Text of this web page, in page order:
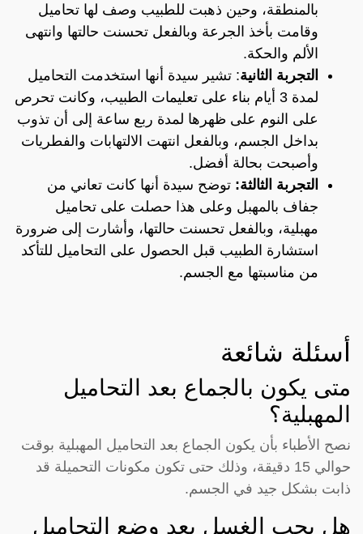
بالمنطقة، وحين ذهبت للطبيب وصف لها تحاميل
وقامت بأخذ الجرعة وبالفعل تحسنت حالتها وانتهى
الألم والحكة.
التجربة الثانية: تشير سيدة أنها استخدمت التحاميل
لمدة 3 أيام بناء على تعليمات الطبيب، وكانت تحرص
على النوم على ظهرها لمدة ربع ساعة إلى أن تذوب
بداخل الجسم، وبالفعل انتهت الالتهابات والفطريات
وأصبحت بحالة أفضل.
التجربة الثالثة: توضح سيدة أنها كانت تعاني من
جفاف بالمهبل وعلى هذا حصلت على تحاميل
مهبلية، وبالفعل تحسنت حالتها، وأشارت إلى ضرورة
استشارة الطبيب قبل الحصول على التحاميل للتأكد
من مناسبتها مع الجسم.
أسئلة شائعة
متى يكون بالجماع بعد التحاميل
المهبلية؟
نصح الأطباء بأن يكون الجماع بعد التحاميل المهبلية بوقت
حوالي 15 دقيقة، وذلك حتى تكون مكونات التحميلة قد
ذابت بشكل جيد في الجسم.
هل يجب الغسل بعد وضع التحاميل